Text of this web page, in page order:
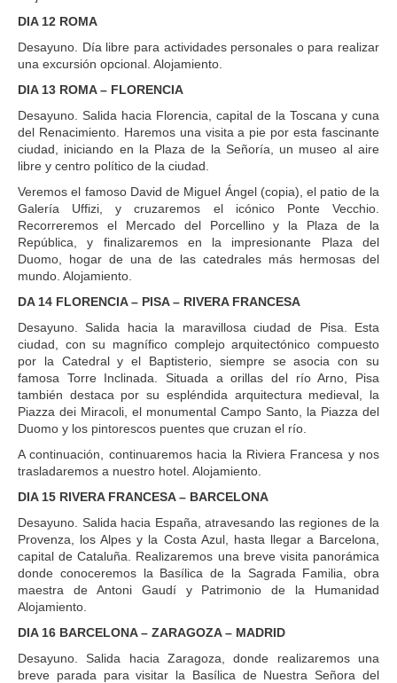
DIA 12 ROMA
Desayuno. Día libre para actividades personales o para realizar
una excursión opcional. Alojamiento.
DIA 13 ROMA – FLORENCIA
Desayuno. Salida hacia Florencia, capital de la Toscana y cuna
del Renacimiento. Haremos una visita a pie por esta fascinante
ciudad, iniciando en la Plaza de la Señoría, un museo al aire
libre y centro político de la ciudad.
Veremos el famoso David de Miguel Ángel (copia), el patio de la
Galería Uffizi, y cruzaremos el icónico Ponte Vecchio.
Recorreremos el Mercado del Porcellino y la Plaza de la
República, y finalizaremos en la impresionante Plaza del
Duomo, hogar de una de las catedrales más hermosas del
mundo. Alojamiento.
DA 14 FLORENCIA – PISA – RIVERA FRANCESA
Desayuno. Salida hacia la maravillosa ciudad de Pisa. Esta
ciudad, con su magnífico complejo arquitectónico compuesto
por la Catedral y el Baptisterio, siempre se asocia con su
famosa Torre Inclinada. Situada a orillas del río Arno, Pisa
también destaca por su espléndida arquitectura medieval, la
Piazza dei Miracoli, el monumental Campo Santo, la Piazza del
Duomo y los pintorescos puentes que cruzan el río.
A continuación, continuaremos hacia la Riviera Francesa y nos
trasladaremos a nuestro hotel. Alojamiento.
DIA 15 RIVERA FRANCESA – BARCELONA
Desayuno. Salida hacia España, atravesando las regiones de la
Provenza, los Alpes y la Costa Azul, hasta llegar a Barcelona,
capital de Cataluña. Realizaremos una breve visita panorámica
donde conoceremos la Basílica de la Sagrada Familia, obra
maestra de Antoni Gaudí y Patrimonio de la Humanidad
Alojamiento.
DIA 16 BARCELONA – ZARAGOZA – MADRID
Desayuno. Salida hacia Zaragoza, donde realizaremos una
breve parada para visitar la Basílica de Nuestra Señora del